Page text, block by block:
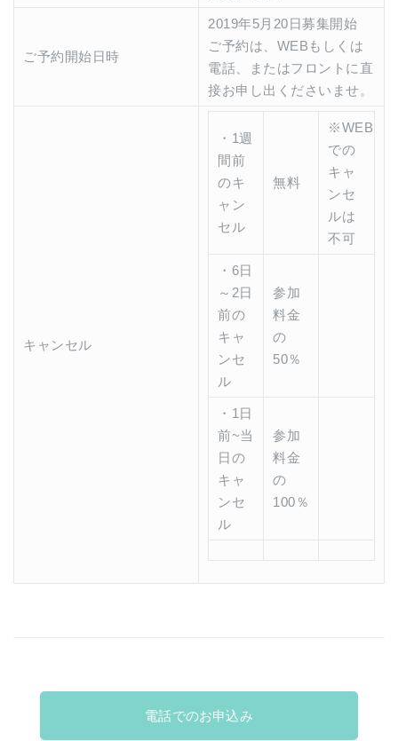
ご予約開始日時
2019年5月20日募集開始
ご予約は、WEBもしくは
電話、またはフロントに直
接お申し出くださいませ。
キャンセル
・1週
間前
のキ
ャン
セル
無料
※WEB
での
キャ
ンセ
ルは
不可
・6日
～2日
前の
キャ
ンセ
ル
参加
料金
の
50％
・1日
前~当
日の
キャ
ンセ
ル
参加
料金
の
100％
電話でのお申込み